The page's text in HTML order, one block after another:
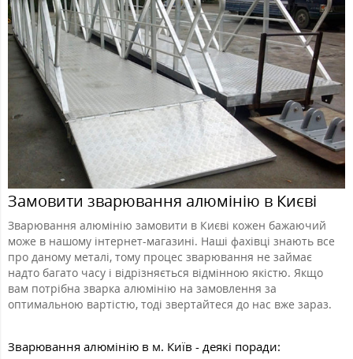
Замовити зварювання алюмінію в Києві
Зварювання алюмінію замовити в Києві кожен бажаючий
може в нашому інтернет-магазині. Наші фахівці знають все
про даному металі, тому процес зварювання не займає
надто багато часу і відрізняється відмінною якістю. Якщо
вам потрібна зварка алюмінію на замовлення за
оптимальною вартістю, тоді звертайтеся до нас вже зараз.
Зварювання алюмінію в м. Київ - деякі поради: